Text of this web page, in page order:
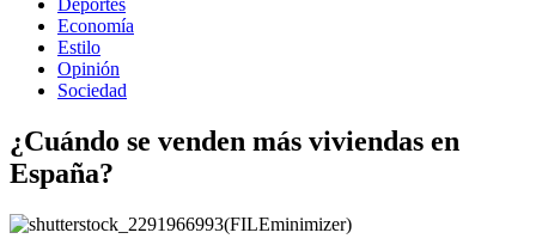
Deportes
Economía
Estilo
Opinión
Sociedad
¿Cuándo se venden más viviendas en
España?